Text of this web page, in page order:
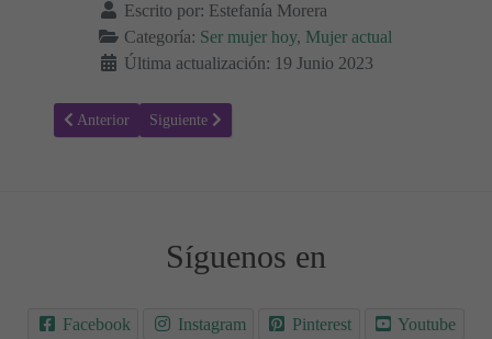
Escrito por: Estefanía Morera
Categoría: Ser mujer hoy, Mujer actual
Última actualización: 19 Junio 2023
Artículo anterior: Trabajo en Equipo: Diálogo, Comunicación y
Anterior Artículo siguiente: Cómo disfrutar al máximo el día
Siguiente
Síguenos en
Facebook Instagram Pinterest Youtube